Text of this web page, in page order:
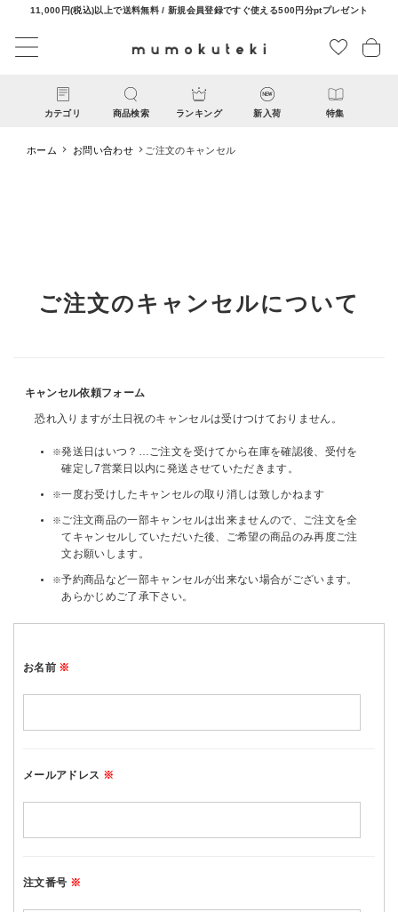
11,000円(税込)以上で送料無料 / 新規会員登録ですぐ使える500円分ptプレゼント
カテゴリ 商品検索 ランキング 新入荷 特集
リビング雑貨
食品
ギフト
CONTENTS
特集
ご利用ガイド
ショップリスト
ホーム お問い合わせ ご注文のキャンセル
ご注文のキャンセルについて
キャンセル依頼フォーム
恐れ入りますが土日祝のキャンセルは受けつけておりません。
発送日はいつ？…ご注文を受けてから在庫を確認後、受付を
確定し7営業日以内に発送させていただきます。
一度お受けしたキャンセルの取り消しは致しかねます
ご注文商品の一部キャンセルは出来ませんので、ご注文を全
てキャンセルしていただいた後、ご希望の商品のみ再度ご注
文お願いします。
予約商品など一部キャンセルが出来ない場合がございます。
あらかじめご了承下さい。
お名前 ※
メールアドレス ※
注文番号 ※